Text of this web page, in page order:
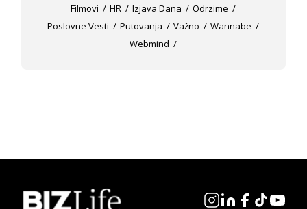
Filmovi
HR Izjava Dana
Odrzime
Poslovne Vesti
Putovanja Važno
Wannabe
Webmind